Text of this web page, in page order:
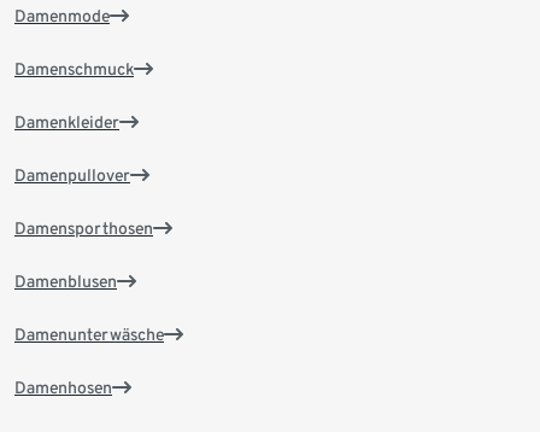
Damenmode
Damenschmuck
Damenkleider
Damenpullover
Damensporthosen
Damenblusen
Damenunterwäsche
Damenhosen